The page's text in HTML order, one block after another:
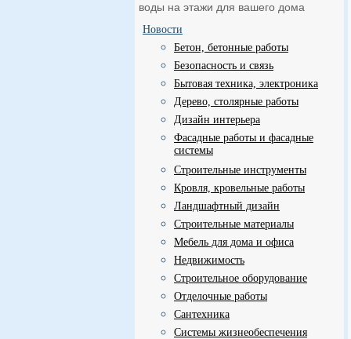
воды на этажи для вашего дома
Новости
Бетон, бетонные работы
Безопасность и связь
Бытовая техника, электроника
Дерево, столярные работы
Дизайн интерьера
Фасадные работы и фасадные
системы
Строительные инструменты
Кровля, кровельные работы
Ландшафтный дизайн
Строительные материалы
Мебель для дома и офиса
Недвижимость
Строительное оборудование
Отделочные работы
Сантехника
Системы жизнеобеспечения